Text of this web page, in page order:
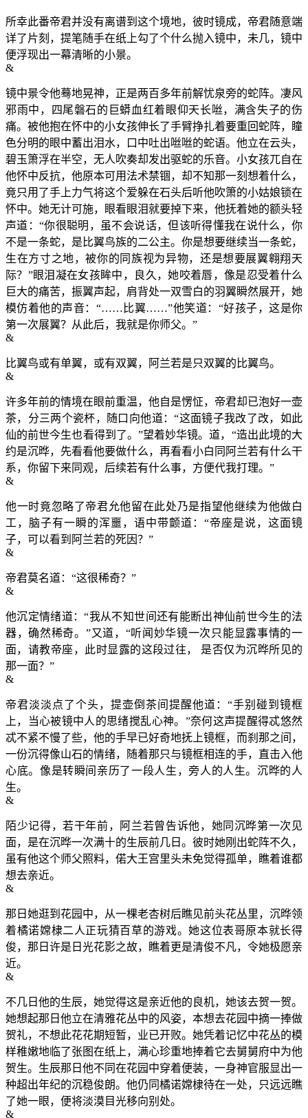
所幸此番帝君并没有离谱到这个境地，彼时镜成，帝君随意端
详了片刻，提笔随手在纸上勾了个什么抛入镜中，未几，镜中
便浮现出一幕清晰的小景。
&
镜中景令他蓦地晃神，正是两百多年前解忧泉旁的蛇阵。凄风
邪雨中，四尾磐石的巨蟒血红着眼仰天长咝，满含失子的伤
痛。被他抱在怀中的小女孩伸长了手臂挣扎着要重回蛇阵，瞳
色分明的眼中蓄出泪水，口中吐出咝咝的蛇语。他立在云头，
碧玉箫浮在半空，无人吹奏却发出驱蛇的乐音。小女孩兀自在
他怀中反抗，他原本可用法术禁锢，却不知那一刻想着什么，
竟只用了手上力气将这个爱躲在石头后听他吹箫的小姑娘锁在
怀中。她无计可施，眼看眼泪就要掉下来，他抚着她的额头轻
声道：“你很聪明，虽不会说话，但该听得懂我在说什么，你
不是一条蛇，是比翼鸟族的二公主。你是想要继续当一条蛇，
生在方寸之地，被你的同族视为异物，还是想要展翼翱翔天
际？”眼泪凝在女孩眸中，良久，她咬着唇，像是忍受着什么
巨大的痛苦，振翼声起，肩背处一双雪白的羽翼瞬然展开，她
模仿着他的声音：“……比翼……”他笑道：“好孩子，这是你
第一次展翼？从此后，我就是你师父。”
&
比翼鸟或有单翼，或有双翼，阿兰若是只双翼的比翼鸟。
&
许多年前的情境在眼前重温，他自是愣怔，帝君却已泡好一壶
茶，分三两个瓷杯，随口向他道：“这面镜子我改了改，如此
仙的前世今生也看得到了。”望着妙华镜。道，“造出此境的大
约是沉晔，先看看他要做什么，再看看小白同阿兰若有什么干
系，你留下来同观，后续若有什么事，方便代我打理。”
&
他一时竟忽略了帝君允他留在此处乃是指望他继续为他做白
工，脑子有一瞬的浑噩，语中带颤道：“帝座是说，这面镜
子，可以看到阿兰若的死因？”
&
帝君莫名道：“这很稀奇？”
&
他沉定情绪道：“我从不知世间还有能断出神仙前世今生的法
器，确然稀奇。”又道，“听闻妙华镜一次只能显露事情的一
面，请教帝座，此时显露的这段过往， 是否仅为沉晔所见的
那一面？”
&
帝君淡淡点了个头，提壶倒茶间提醒他道：“手别碰到镜框
上，当心被镜中人的思绪搅乱心神。”奈何这声提醒得忒悠然
忒不紧不慢了些，他的手早已好奇地抚上镜框，而刹那之间，
一份沉得像山石的情绪，随着那只与镜框相连的手，直击入他
心底。像是转瞬间亲历了一段人生，旁人的人生。沉晔的人
生。
&
陌少记得，若干年前，阿兰若曾告诉他，她同沉晔第一次见
面，是在沉晔一次满十的生辰前几日。彼时她刚出蛇阵不久，
虽有他这个师父照料，偌大王宫里头未免觉得孤单，瞧着谁都
想去亲近。
&
那日她逛到花园中，从一棵老杏树后瞧见前头花丛里，沉晔领
着橘诺嫦棣二人正玩猜百草的游戏。她这位表哥原本就长得
俊，那日许是日光花影之故，瞧着更是清俊不凡，令她极愿亲
近。
&
不几日他的生辰，她觉得这是亲近他的良机，她该去贺一贺。
她想起那日他立在清雅花丛中的风姿，本想去花园中摘一捧做
贺礼，不想此花花期短暂，业已开败。她凭着记忆中花丛的模
样稚嫩地临了张图在纸上，满心珍重地捧着它去舅舅府中为他
贺生。生辰那日他不同在花园中穿着便装，一身神官服显出一
种超出年纪的沉稳俊朗。他仍同橘诺嫦棣待在一处，只远远瞧
了她一眼，便将淡漠目光移向别处。
&